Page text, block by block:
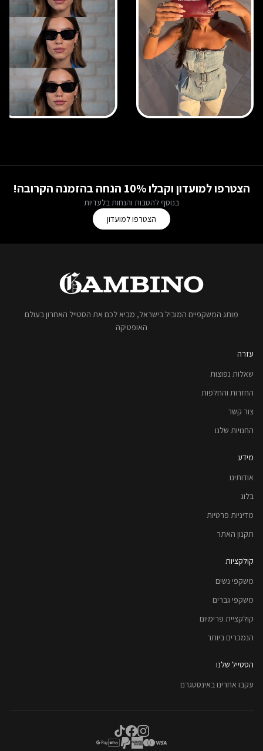
הצטרפו למועדון וקבלו 10% הנחה בהזמנה הקרובה!
בנוסף להטבות והנחות בלעדיות
הצטרפו למועדון
מותג המשקפיים המוביל בישראל, מביא לכם את הסטייל האחרון בעולם
האופטיקה
עזרה
שאלות נפוצות
החזרות והחלפות
צור קשר
החנויות שלנו
מידע
אודותינו
בלוג
מדיניות פרטיות
תקנון האתר
קולקציות
משקפי נשים
משקפי גברים
קולקציית פרימיום
הנמכרים ביותר
הסטייל שלנו
עקבו אחרינו באינסטגרם